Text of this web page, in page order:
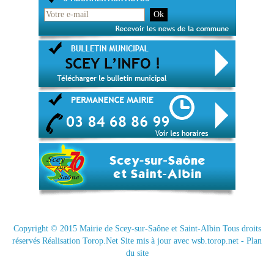
Copyright © 2015 Mairie de Scey-sur-Saône et Saint-AlbinTous droits
réservés Réalisation Torop.Net Site mis à jour avec wsb.torop.net - Plan
du site